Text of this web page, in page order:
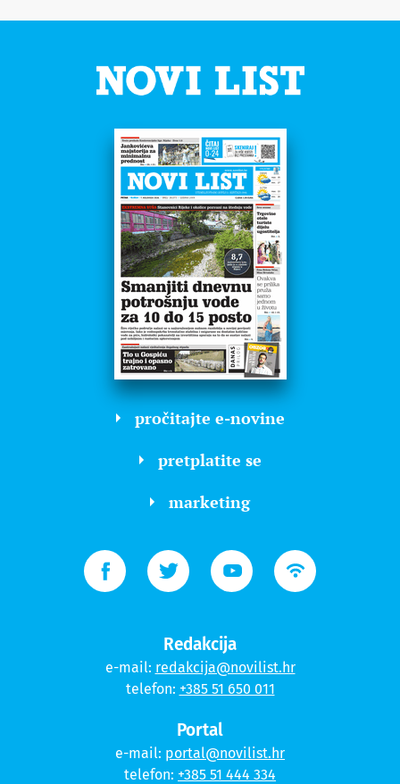
pročitajte e-novine
pretplatite se
marketing
Redakcija
e-mail: redakcija@novilist.hr
telefon: +385 51 650 011
Portal
e-mail: portal@novilist.hr
telefon: +385 51 444 334